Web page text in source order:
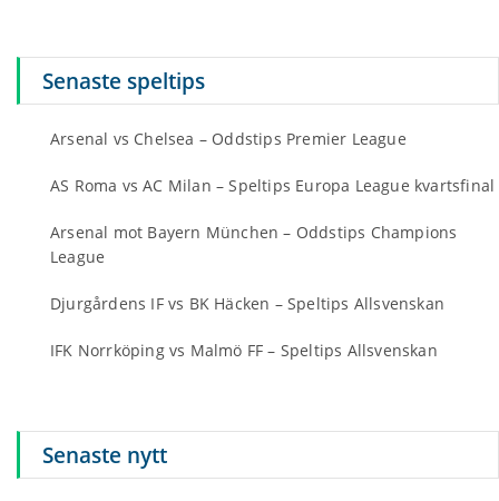
Senaste speltips
Arsenal vs Chelsea – Oddstips Premier League
AS Roma vs AC Milan – Speltips Europa League kvartsfinal
Arsenal mot Bayern München – Oddstips Champions
League
Djurgårdens IF vs BK Häcken – Speltips Allsvenskan
IFK Norrköping vs Malmö FF – Speltips Allsvenskan
Senaste nytt